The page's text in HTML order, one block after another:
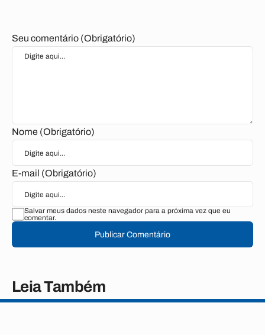
Seu comentário (Obrigatório)
Nome (Obrigatório)
E-mail (Obrigatório)
Salvar meus dados neste navegador para a próxima vez que eu
comentar.
Publicar Comentário
Leia Também